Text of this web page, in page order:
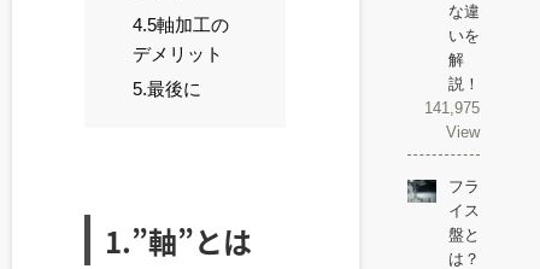
4.5軸加工の
デメリット
5.最後に
1.”軸”とは
な違
いを
解
説！
141,975
View
フラ
イス
盤と
は？